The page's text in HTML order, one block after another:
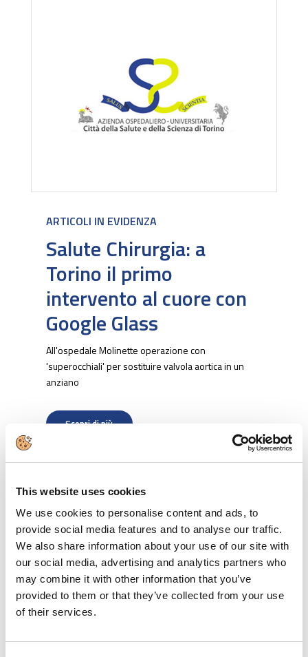
This website uses cookies
We use cookies to personalise content and ads, to
provide social media features and to analyse our traffic.
We also share information about your use of our site with
our social media, advertising and analytics partners who
may combine it with other information that you’ve
provided to them or that they’ve collected from your use
of their services.
ARTICOLI IN EVIDENZA
Salute Chirurgia: a
Torino il primo
intervento al cuore con
Google Glass
All'ospedale Molinette operazione con
'superocchiali' per sostituire valvola aortica in un
anziano
Scopri di più